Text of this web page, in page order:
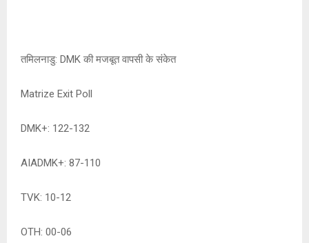
तमिलनाडु: DMK की मजबूत वापसी के संकेत
Matrize Exit Poll
DMK+: 122-132
AIADMK+: 87-110
TVK: 10-12
OTH: 00-06